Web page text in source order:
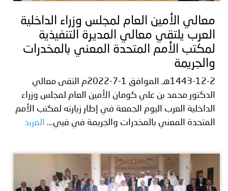
معالي الأمين العام لمجلس وزراء الداخلية
العرب يلتقي معالي المديرة التنفيذية
لمكتب الأمم المتحدة المعني بالمخدرات
والجريمة
1443-12-2هـ الموافق 1-7-2022م التقى معالي
الدكتور محمد بن علي كومان الأمين العام لمجلس وزراء
الداخلية العرب اليوم الجمعة في إطار زيارته لمكتب الأمم
المتحدة المعني بالمخدرات والجريمة في فيي...
المزيد